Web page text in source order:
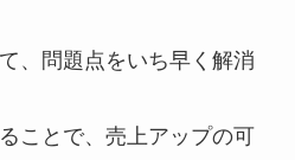
、問題点をいち早く解消
ことで、売上アップの可